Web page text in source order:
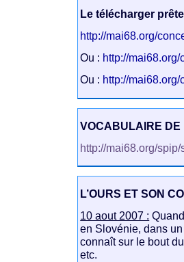
Le télécharger
http://mai68.org/
Ou : http://
Ou : http://
VOCABULAIRE DE
http://mai68.org/
L’OURS ET SON
10 aout 2007 :
en Slovénie, dans
connaît sur le bout
etc.